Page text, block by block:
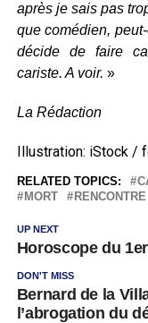
après je sais pas
que comédien,
décide de faire
cariste. A voir. »
La Rédaction
Illustration: iStock /
RELATED TOPICS:
MORT
RENCONTRE
UP NEXT
Horoscope du
DON'T MISS
Bernard de la
l’abrogation du